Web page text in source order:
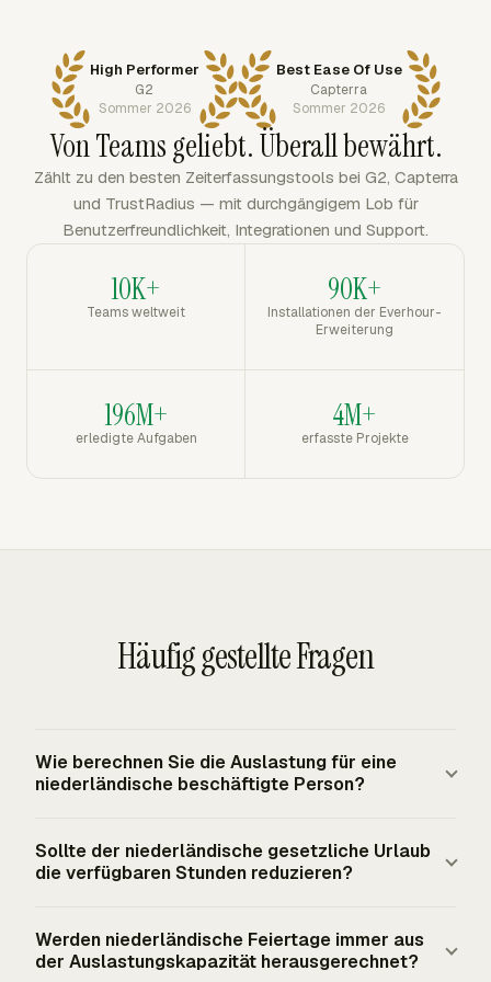
High Performer
G2
Sommer 2026
Best Ease Of Use
Capterra
Sommer 2026
Von Teams geliebt. Überall bewährt.
Zählt zu den besten Zeiterfassungstools bei G2, Capterra
und TrustRadius — mit durchgängigem Lob für
Benutzerfreundlichkeit, Integrationen und Support.
10K+
Teams weltweit
90K+
Installationen der Everhour-
Erweiterung
196M+
erledigte Aufgaben
4M+
erfasste Projekte
Häufig gestellte Fragen
Wie berechnen Sie die Auslastung für eine
niederländische beschäftigte Person?
der verfügbaren Stunden, der für denselben Zeitraum
gewählt wurde, und multiplizieren Sie dann mit 100. In
vertraglichen oder CAO-üblichen Stunden der Person
ausgehen. Ein 36-Stunden-Vertrag und ein 40-Stunden-
Sollte der niederländische gesetzliche Urlaub
die verfügbaren Stunden reduzieren?
Nettoarbeitskapazität misst. Mitarbeitende in den
Niederlanden haben Anspruch auf gesetzlichen
Werden niederländische Feiertage immer aus
der Auslastungskapazität herausgerechnet?